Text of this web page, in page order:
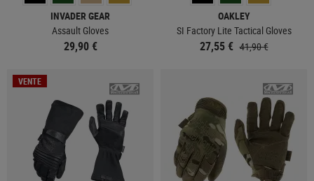
INVADER GEAR
Assault Gloves
29,90 €
OAKLEY
SI Factory Lite Tactical Gloves
27,55 € 41,90 €
VENTE